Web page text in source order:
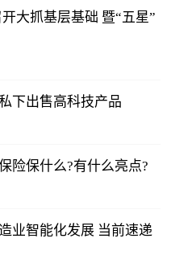
大抓基层基础 暨“五星”
下出售高科技产品
险保什么?有什么亮点?
国家发改委产业司专题研究制造业智能化发展 当前速递